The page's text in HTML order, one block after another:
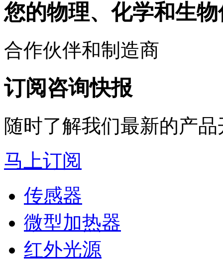
您的物理、化学和生
合作伙伴和制造商
订阅咨询快报
随时了解我们最新的产
马上订阅
传感器
微型加热器
红外光源